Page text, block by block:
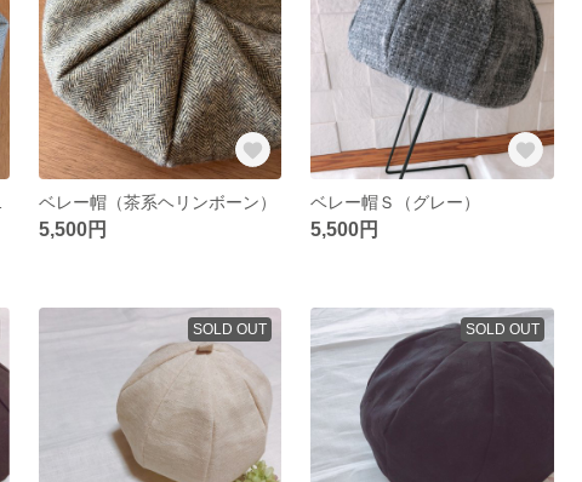
ベレー帽（茶系ヘリンボーン）
5,500円
ベレー帽Ｓ（グレー）
5,500円
SOLD OUT SOLD OUT